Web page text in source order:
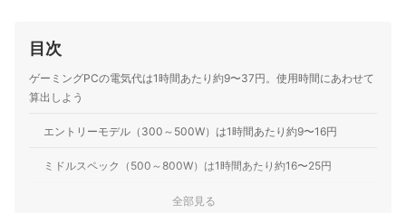
けて、コンテンツ制作を行っている。
目次
ゲーミングPCの電気代は1時間あたり約9〜37円。使用時間にあわせて
算出しよう
エントリーモデル（300～500W）は1時間あたり約9〜16円
ミドルスペック（500～800W）は1時間あたり約16〜25円
ハイスペック（800～1000W）は1時間あたり約25〜31円
全部見る